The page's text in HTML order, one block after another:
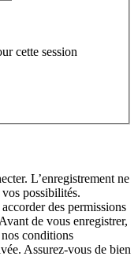
cette session
L’enregistrement ne
possibilités.
des permissions
de vous enregistrer,
conditions
Assurez-vous de bien